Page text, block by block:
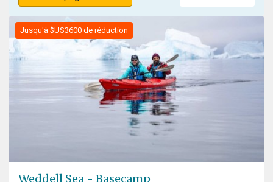
Jusqu'à $US3600 de réduction
Weddell Sea - Basecamp